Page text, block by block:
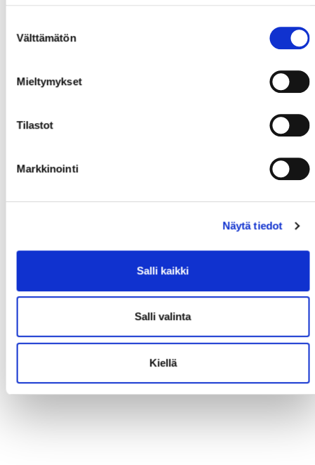
valinta
Välttämätön
Mieltymykset
Tilastot
Markkinointi
Näytä tiedot
Salli kaikki
Salli valinta
Kiellä